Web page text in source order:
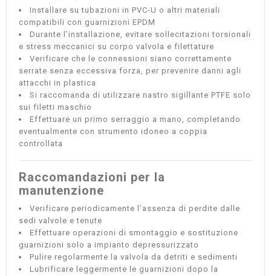
Installare su tubazioni in PVC-U o altri materiali
compatibili con guarnizioni EPDM
Durante l’installazione, evitare sollecitazioni torsionali
e stress meccanici su corpo valvola e filettature
Verificare che le connessioni siano correttamente
serrate senza eccessiva forza, per prevenire danni agli
attacchi in plastica
Si raccomanda di utilizzare nastro sigillante PTFE solo
sui filetti maschio
Effettuare un primo serraggio a mano, completando
eventualmente con strumento idoneo a coppia
controllata
Raccomandazioni per la
manutenzione
Verificare periodicamente l’assenza di perdite dalle
sedi valvole e tenute
Effettuare operazioni di smontaggio e sostituzione
guarnizioni solo a impianto depressurizzato
Pulire regolarmente la valvola da detriti e sedimenti
Lubrificare leggermente le guarnizioni dopo la